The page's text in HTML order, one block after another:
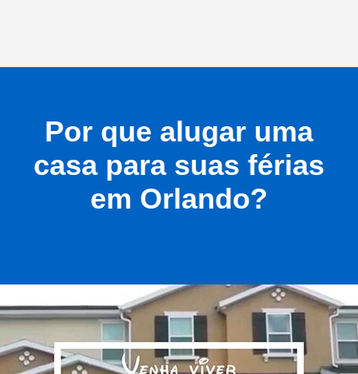
Por que alugar uma
casa para suas férias
em Orlando?